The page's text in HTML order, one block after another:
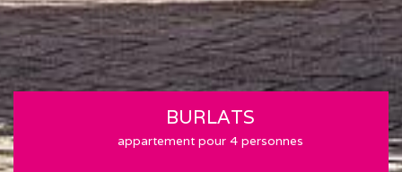
BURLATS
appartement pour 4 personnes